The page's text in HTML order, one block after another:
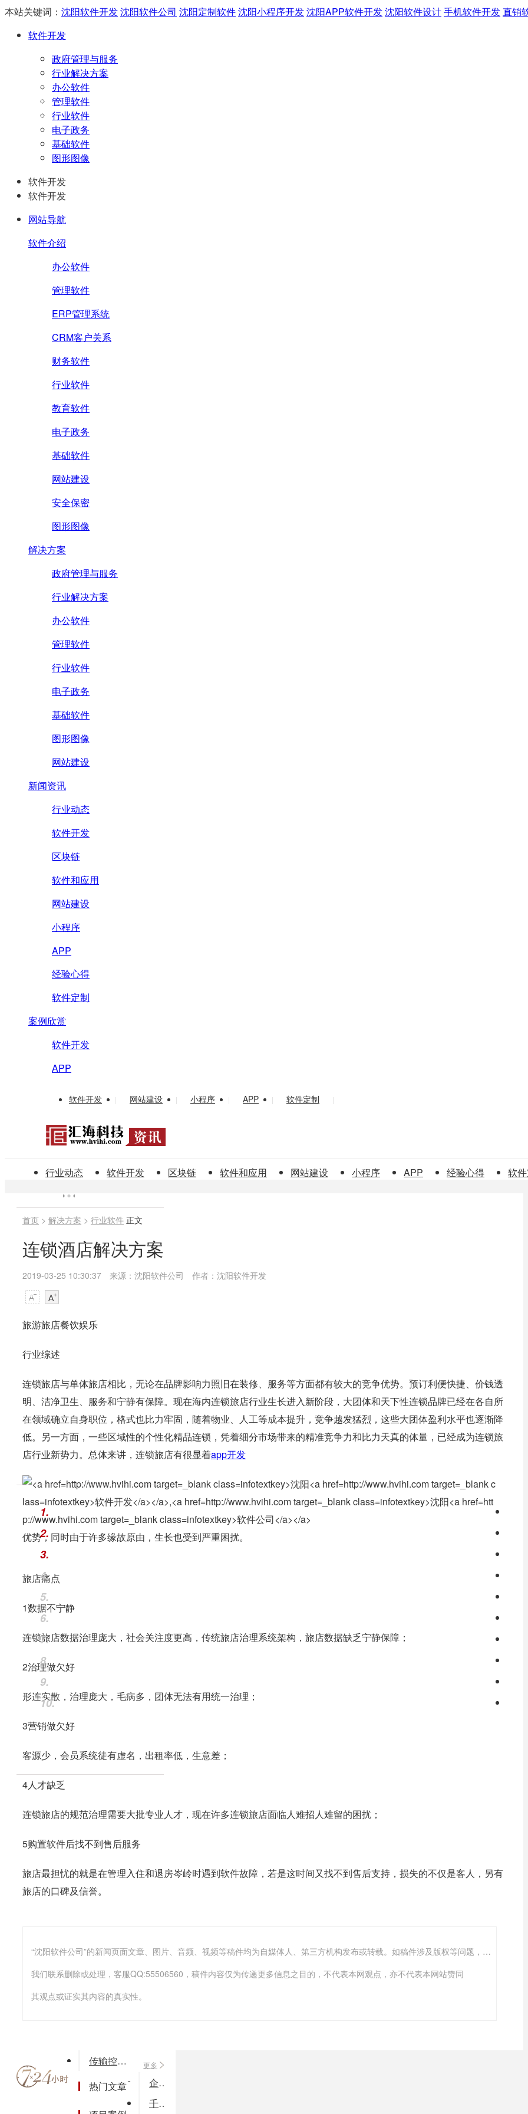
本站关键词： 沈阳软件开发沈阳软件公司 沈阳定制软件沈阳小程序开发沈阳APP软件开发沈阳软件设计手机软件开发直销
软件开发
政府管理与服务
行业解决方案
办公软件
管理软件
行业软件
电子政务
基础软件
图形图像
软件开发
软件开发
网站导航
软件介绍
办公软件
管理软件
ERP管理系统
CRM客户关系
财务软件
行业软件
教育软件
电子政务
基础软件
网站建设
安全保密
图形图像
解决方案
政府管理与服务
行业解决方案
办公软件
管理软件
行业软件
电子政务
基础软件
图形图像
网站建设
新闻资讯
行业动态
软件开发
区块链
软件和应用
网站建设
小程序
APP
经验心得
软件定制
案例欣赏
软件开发
APP
软件开发 | 网站建设 | 小程序 | APP | 软件定制 |
行业动态 软件开发 区块链 软件和应用 网站建设 小程序 APP 经验心得 软
首页 > 解决方案 > 行业软件 正文
连锁酒店解决方案
2019-03-25 10:30:37 来源：沈阳软件公司 作者：沈阳软件开发
旅游旅店餐饮娱乐
行业综述
连锁旅店与单体旅店相比，无论在品牌影响力照旧在装修、服务等方面都有较大的竞争优势。预订利便快捷、价钱透
明、洁净卫生、服务和宁静有保障。现在海内连锁旅店行业生长进入新阶段，大团体和天下性连锁品牌已经在各自所
在领域确立自身职位，格式也比力牢固，随着物业、人工等成本提升，竞争越发猛烈，这些大团体盈利水平也逐渐降
低。另一方面，一些区域性的个性化精品连锁，凭着细分市场带来的精准竞争力和比力天真的体量，已经成为连锁旅
店行业新势力。总体来讲，连锁旅店有很显着app开发
优势，同时由于许多缘故原由，生长也受到严重困扰。
旅店痛点
1数据不宁静
连锁旅店数据治理庞大，社会关注度更高，传统旅店治理系统架构，旅店数据缺乏宁静保障；
2治理做欠好
形连实散，治理庞大，毛病多，团体无法有用统一治理；
3营销做欠好
客源少，会员系统徒有虚名，出租率低，生意差；
4人才缺乏
连锁旅店的规范治理需要大批专业人才，现在许多连锁旅店面临人难招人难留的困扰；
5购置软件后找不到售后服务
旅店最担忧的就是在管理入住和退房岑岭时遇到软件故障，若是这时间又找不到售后支持，损失的不仅是客人，另有
旅店的口碑及信誉。
“沈阳软件公司”的新闻页面文章、图片、音频、视频等稿件均为自媒体人、第三方机构发布或转载。如稿件涉及版权等问题，请与
我们联系删除或处理，客服QQ:55506560，稿件内容仅为传递更多信息之目的，不代表本网观点，亦不代表本网站赞同
其观点或证实其内容的真实性。
更多
热门文章
1.
2.
3.
4.
5.
6.
7.
8.
9.
10.
传输控制协议TCP计算机网络论文xcxx
企业APP软件开发费用
千金方药监信息上报系统